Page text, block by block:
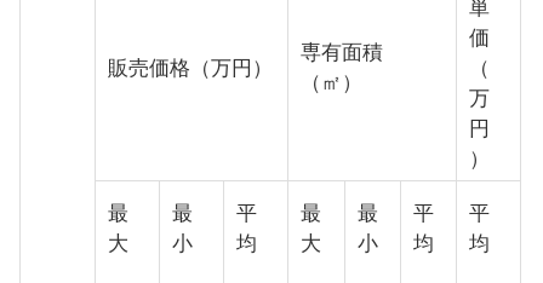
販売価格（万円）
専有面積
（㎡）
単
価
（
万
円
）
最
大
最
小
平
均
最
大
最
小
平
均
平
均